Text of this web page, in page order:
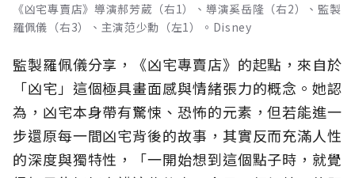
《凶宅專賣店》導演郝芳葳（右1）、導演奚岳隆（右2）、監製
羅佩儀（右3）、主演范少勳（左1）。Disney
監製羅佩儀分享，《凶宅專賣店》的起點，來自於
「凶宅」這個極具畫面感與情緒張力的概念。她認
為，凶宅本身帶有驚悚、恐怖的元素，但若能進一
步還原每一間凶宅背後的故事，其實反而充滿人性
的深度與獨特性，「一開始想到這個點子時，就覺